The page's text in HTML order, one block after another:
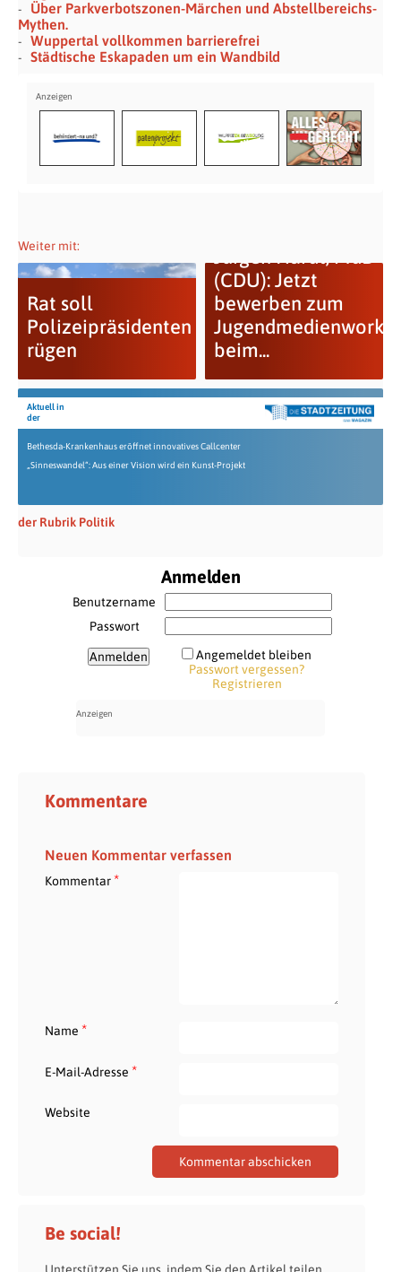
Über Parkverbotszonen-Märchen und Abstellbereichs-
Mythen.
Wuppertal vollkommen barrierefrei
Städtische Eskapaden um ein Wandbild
Weiter mit:
Rat soll
Polizeipräsidenten
rügen
(CDU): Jetzt
bewerben zum
beim...
Aktuell in
der
Bethesda-Krankenhaus eröffnet innovatives Callcenter
„Sinneswandel“: Aus einer Vision wird ein Kunst-Projekt
der Rubrik Politik
Anmelden
Benutzername
Passwort
Angemeldet bleiben
Passwort vergessen?
Registrieren
Kommentare
Neuen Kommentar verfassen
Kommentar*
Name *
E-Mail-Adresse *
Website
Be social!